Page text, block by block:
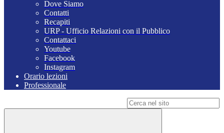
Dove Siamo
Contatti
Recapiti
URP - Ufficio Relazioni con il Pubblico
Contattaci
Youtube
Facebook
Instagram
Orario lezioni
Professionale